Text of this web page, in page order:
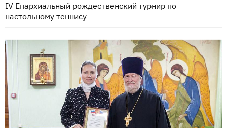
IV Епархиальный рождественский турнир по
настольному теннису